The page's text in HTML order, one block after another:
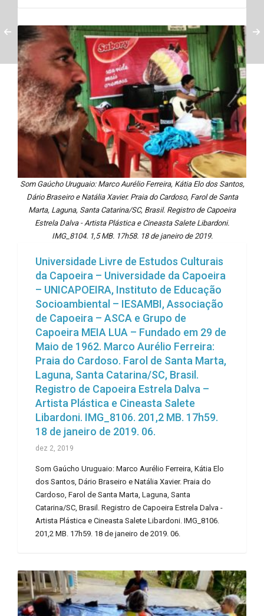
Som Gaúcho Uruguaio: Marco Aurélio Ferreira, Kátia Elo dos Santos,
Dário Braseiro e Natália Xavier. Praia do Cardoso, Farol de Santa
Marta, Laguna, Santa Catarina/SC, Brasil. Registro de Capoeira
Estrela Dalva - Artista Plástica e Cineasta Salete Libardoni.
IMG_8104. 1,5 MB. 17h58. 18 de janeiro de 2019.
Universidade Livre de Estudos Culturais
da Capoeira – Universidade da Capoeira
– UNICAPOEIRA, Instituto de Educação
Socioambiental – IESAMBI, Associação
de Capoeira – ASCA e Grupo de
Capoeira MEIA LUA – Fundado em 29 de
Maio de 1962. Marco Aurélio Ferreira:
Praia do Cardoso. Farol de Santa Marta,
Laguna, Santa Catarina/SC, Brasil.
Registro de Capoeira Estrela Dalva –
Artista Plástica e Cineasta Salete
Libardoni. IMG_8106. 201,2 MB. 17h59.
18 de janeiro de 2019. 06.
dez 2, 2019
Som Gaúcho Uruguaio: Marco Aurélio Ferreira, Kátia Elo
dos Santos, Dário Braseiro e Natália Xavier. Praia do
Cardoso, Farol de Santa Marta, Laguna, Santa
Catarina/SC, Brasil. Registro de Capoeira Estrela Dalva -
Artista Plástica e Cineasta Salete Libardoni. IMG_8106.
201,2 MB. 17h59. 18 de janeiro de 2019. 06.